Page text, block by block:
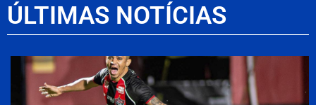
ÚLTIMAS NOTÍCIAS